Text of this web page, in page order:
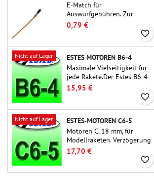
E-Match für
Auswurfgebühren. Zur
Verwendung mit
Höhenmessern oder anderen
0,79 €
favorite_border
Nicht auf Lager
ESTES MOTOREN B6-4
Maximale Vielseitigkeit für
jede Rakete.Der Estes B6-4
ist einer der am häufigsten
Raketenmotoren überhaupt
und für die große Mehrheit
der Estes- und ähnlichen
Raketen geeignet.
15,95 €
favorite_border
Nicht auf Lager
ESTES-MOTOREN C6-5
Motoren C, 18 mm, für
Modellraketen. Verzögerung
5 Sekunden, für einstufige
Raketen.
17,70 €
favorite_border